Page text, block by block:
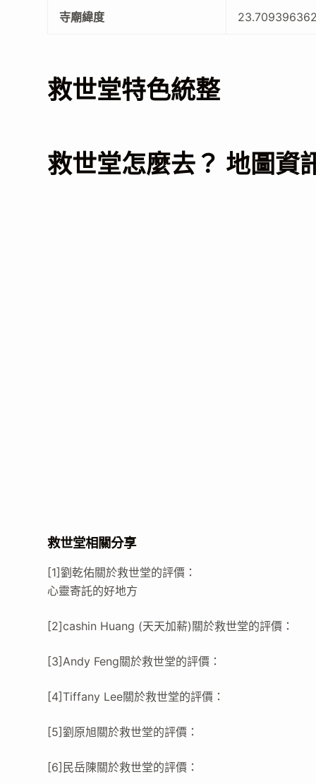
寺廟緯度
救世堂特色統整
救世堂怎麼去？ 地圖資
救世堂相關分享
[1]劉乾佑關於救世堂的評價：
心靈寄託的好地方
[2]cashin Huang (天天加薪)關於救世堂的評價：
[3]Andy Feng關於救世堂的評價：
[4]Tiffany Lee關於救世堂的評價：
[5]劉原旭關於救世堂的評價：
[6]民岳陳關於救世堂的評價：